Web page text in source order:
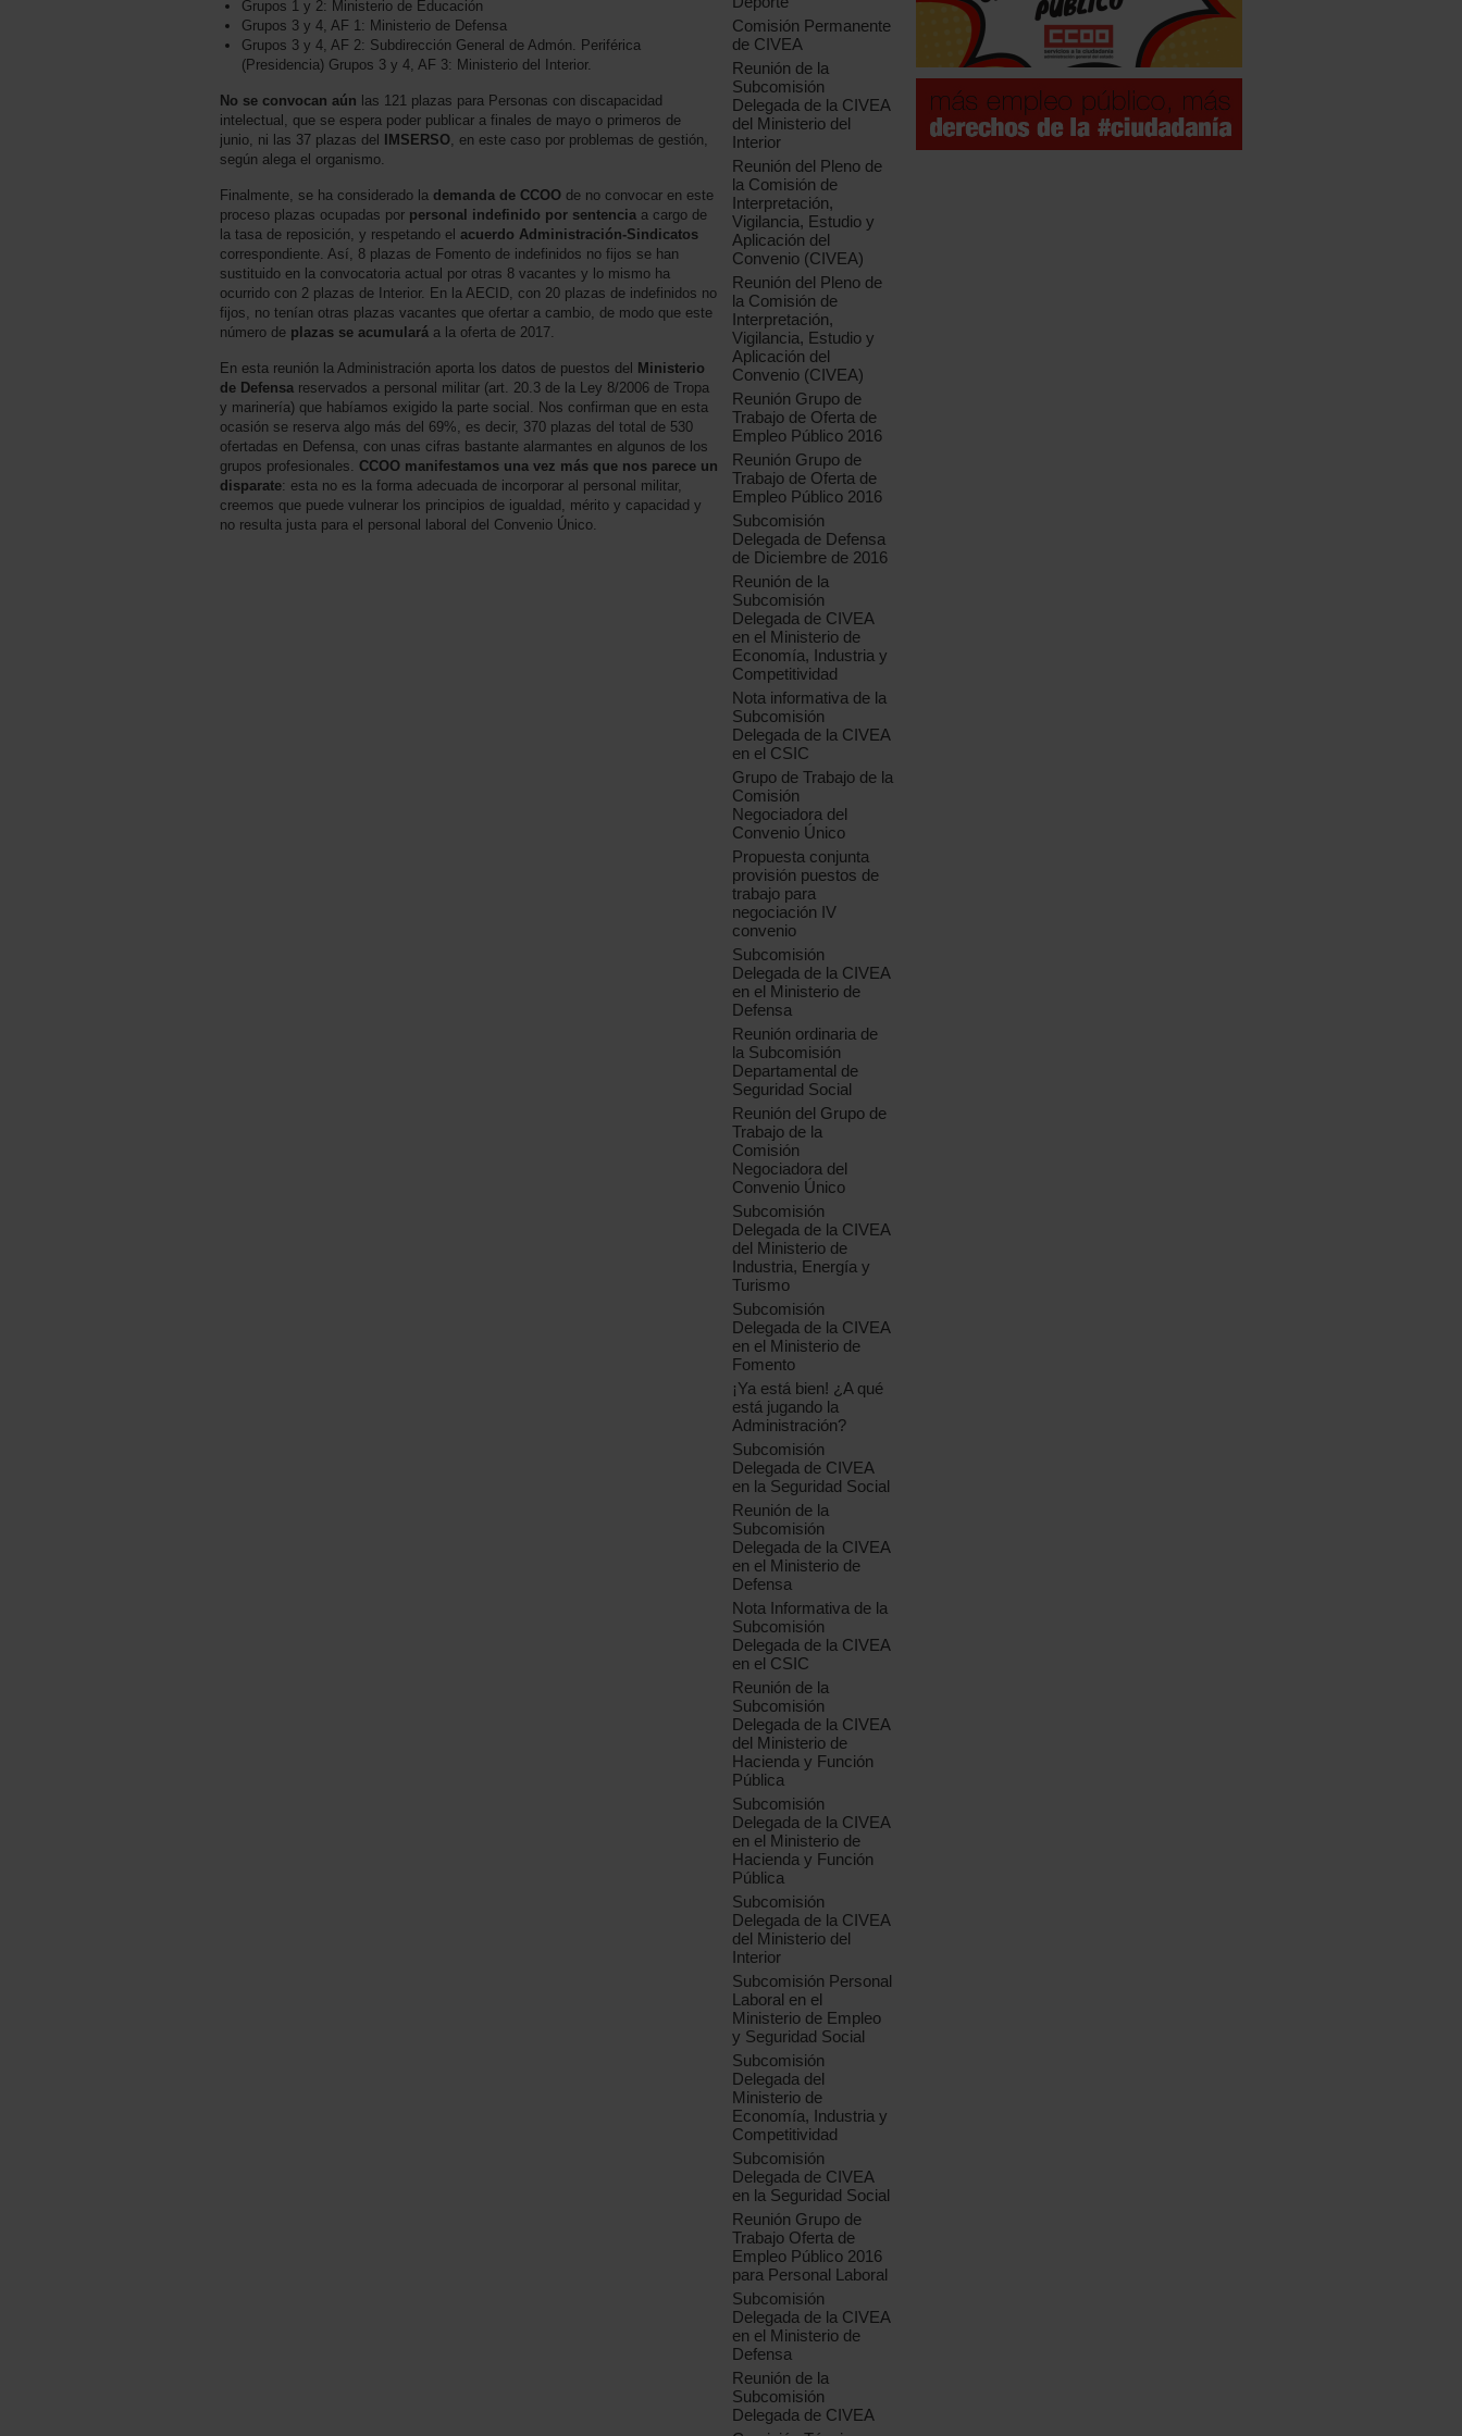
Grupos 1 y 2: Ministerio de Educación
Grupos 3 y 4, AF 1: Ministerio de Defensa
Grupos 3 y 4, AF 2: Subdirección General de Admón. Periférica
(Presidencia) Grupos 3 y 4, AF 3: Ministerio del Interior.
No se convocan aún las 121 plazas para Personas con discapacidad
intelectual, que se espera poder publicar a finales de mayo o primeros de
junio, ni las 37 plazas del
IMSERSO, en este caso por problemas de gestión,
según alega el organismo.
Finalmente, se ha considerado la demanda de CCOO de no convocar en este
proceso plazas ocupadas por personal indefinido por sentencia a cargo de
la tasa de reposición, y respetando el acuerdo Administración-Sindicatos
correspondiente. Así, 8 plazas de Fomento de indefinidos no fijos se han
sustituido en la convocatoria actual por otras 8 vacantes y lo mismo ha
ocurrido con 2 plazas de Interior. En la AECID, con 20 plazas de indefinidos no
fijos, no tenían otras plazas vacantes que ofertar a cambio, de modo que este
número de plazas se acumulará a la oferta de 2017.
En esta reunión la Administración aporta los datos de puestos del Ministerio
de Defensa reservados a personal militar (art. 20.3 de la Ley 8/2006 de Tropa
y marinería) que habíamos exigido la parte social. Nos confirman que en esta
ocasión se reserva algo más del 69%, es decir, 370 plazas del total de 530
ofertadas en Defensa, con unas cifras bastante alarmantes en algunos de los
grupos profesionales. CCOO manifestamos una vez más que nos parece un
disparate: esta no es la forma adecuada de incorporar al personal militar,
creemos que puede vulnerar los principios de igualdad, mérito y capacidad y
no resulta justa para el personal laboral del Convenio Único.
Comisión Permanente
de CIVEA
Reunión de la
Subcomisión
Delegada de la CIVEA
del Ministerio del
Interior
Reunión del Pleno de
la Comisión de
Interpretación,
Vigilancia, Estudio y
Aplicación del
Convenio (CIVEA)
Reunión del Pleno de
la Comisión de
Interpretación,
Vigilancia, Estudio y
Aplicación del
Convenio (CIVEA)
Reunión Grupo de
Trabajo de Oferta de
Empleo Público 2016
Reunión Grupo de
Trabajo de Oferta de
Empleo Público 2016
Subcomisión
Delegada de Defensa
de Diciembre de 2016
Reunión de la
Subcomisión
Delegada de CIVEA
en el Ministerio de
Economía, Industria y
Competitividad
Nota informativa de la
Subcomisión
Delegada de la CIVEA
en el CSIC
Grupo de Trabajo de la
Comisión
Negociadora del
Convenio Único
Propuesta conjunta
provisión puestos de
trabajo para
negociación IV
convenio
Subcomisión
Delegada de la CIVEA
en el Ministerio de
Defensa
Reunión ordinaria de
la Subcomisión
Departamental de
Seguridad Social
Reunión del Grupo de
Trabajo de la
Comisión
Negociadora del
Convenio Único
Subcomisión
Delegada de la CIVEA
del Ministerio de
Industria, Energía y
Turismo
Subcomisión
Delegada de la CIVEA
en el Ministerio de
Fomento
¡Ya está bien! ¿A qué
está jugando la
Administración?
Subcomisión
Delegada de CIVEA
en la Seguridad Social
Reunión de la
Subcomisión
Delegada de la CIVEA
en el Ministerio de
Defensa
Nota Informativa de la
Subcomisión
Delegada de la CIVEA
en el CSIC
Reunión de la
Subcomisión
Delegada de la CIVEA
del Ministerio de
Hacienda y Función
Pública
Subcomisión
Delegada de la CIVEA
en el Ministerio de
Hacienda y Función
Pública
Subcomisión
Delegada de la CIVEA
del Ministerio del
Interior
Subcomisión Personal
Laboral en el
Ministerio de Empleo
y Seguridad Social
Subcomisión
Delegada del
Ministerio de
Economía, Industria y
Competitividad
Subcomisión
Delegada de CIVEA
en la Seguridad Social
Reunión Grupo de
Trabajo Oferta de
Empleo Público 2016
para Personal Laboral
Subcomisión
Delegada de la CIVEA
en el Ministerio de
Defensa
Reunión de la
Subcomisión
Delegada de CIVEA